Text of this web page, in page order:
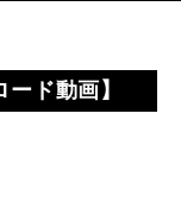
ド動画】